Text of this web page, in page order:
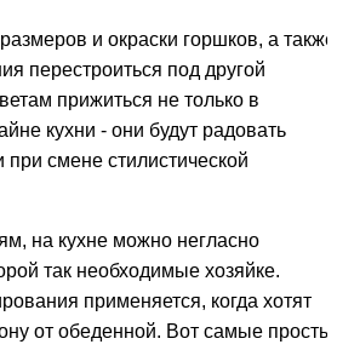
и окраски горшков, а также
перестроиться под другой
прижиться не только в
кухни - они будут радовать
при смене стилистической
на кухне можно негласно
так необходимые хозяйке.
применяется, когда хотят
от обеденной. Вот самые